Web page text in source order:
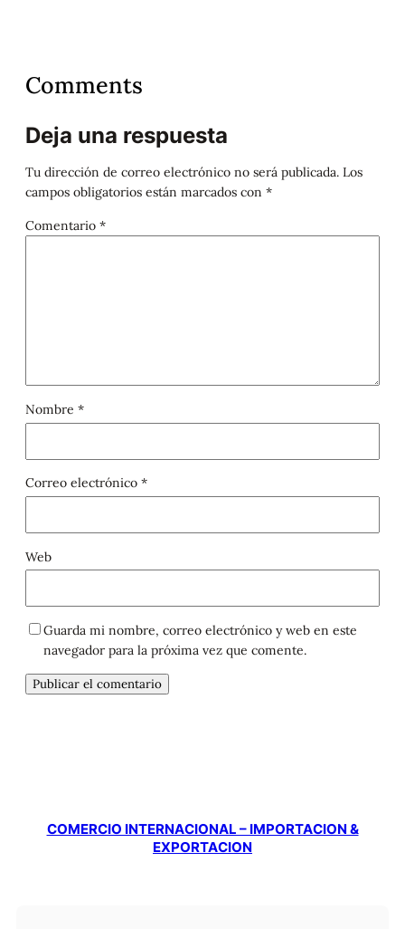
Comments
Deja una respuesta
Tu dirección de correo electrónico no será publicada. Los
campos obligatorios están marcados con *
Comentario *
Nombre *
Correo electrónico *
Web
Guarda mi nombre, correo electrónico y web en este
navegador para la próxima vez que comente.
COMERCIO INTERNACIONAL – IMPORTACION &
EXPORTACION